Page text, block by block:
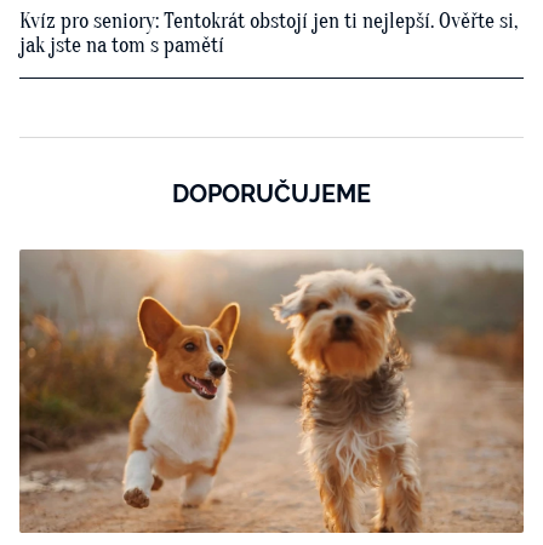
Kvíz pro seniory: Tentokrát obstojí jen ti nejlepší. Ověřte si,
jak jste na tom s pamětí
DOPORUČUJEME